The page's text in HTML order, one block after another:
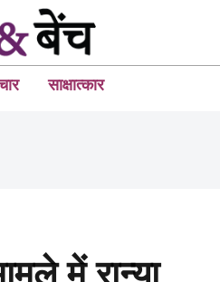
साक्षात्कार